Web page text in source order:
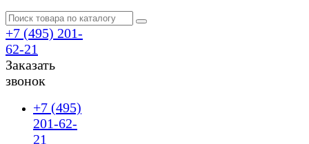
+7 (495) 201-
62-21
Заказать
звонок
+7 (495)
201-62-
21